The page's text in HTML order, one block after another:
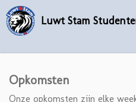
Ga
direct
hoofdinhoud
Opkomsten
Onze opkomsten zijn elke